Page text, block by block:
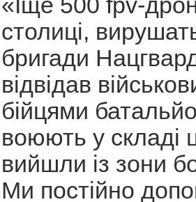
столиці,
бригади
відвідав
бійцями
воюють у складі
вийшли із зони
Ми постійно